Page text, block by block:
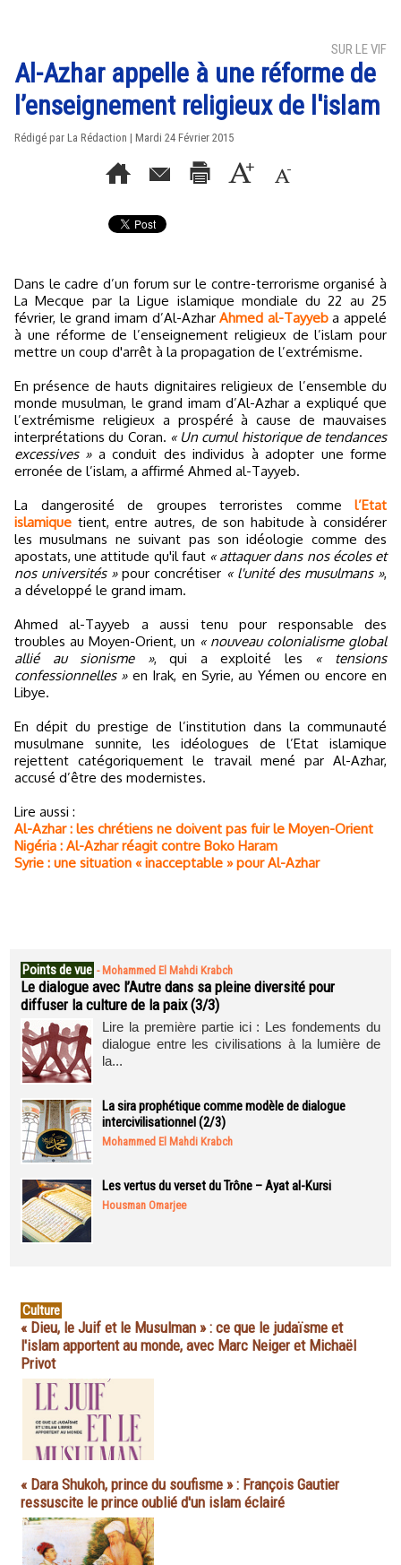
SUR LE VIF
Al-Azhar appelle à une réforme de
l’enseignement religieux de l'islam
Rédigé par La Rédaction | Mardi 24 Février 2015
Dans le cadre d’un forum sur le contre-terrorisme organisé à
La Mecque par la Ligue islamique mondiale du 22 au 25
février, le grand imam d’Al-AzharAhmed al-Tayyeba appelé
à une réforme de l’enseignement religieux de l’islam pour
mettre un coup d'arrêt à la propagation de l’extrémisme.
En présence de hauts dignitaires religieux de l’ensemble du
monde musulman, le grand imam d’Al-Azhar a expliqué que
l’extrémisme religieux a prospéré à cause de mauvaises
interprétations du Coran. « Un cumul historique de tendances
excessives »a conduit des individus à adopter une forme
erronée de l’islam, a affirmé Ahmed al-Tayyeb.
La dangerosité de groupes terroristes comme l’Etat
islamique tient, entre autres, de son habitude à considérer
les musulmans ne suivant pas son idéologie comme des
apostats, une attitude qu'il faut « attaquer dans nos écoles et
nos universités »pour concrétiser « l'unité des musulmans »,
a développé le grand imam.
Ahmed al-Tayyeb a aussi tenu pour responsable des
troubles au Moyen-Orient, un « nouveau colonialisme global
allié au sionisme », qui a exploité les « tensions
confessionnelles »en Irak, en Syrie, au Yémen ou encore en
Libye.
En dépit du prestige de l’institution dans la communauté
musulmane sunnite, les idéologues de l’Etat islamique
rejettent catégoriquement le travail mené par Al-Azhar,
accusé d’être des modernistes.
Lire aussi :
Al-Azhar : les chrétiens ne doivent pas fuir le Moyen-Orient
Nigéria : Al-Azhar réagit contre Boko Haram
Syrie : une situation « inacceptable » pour Al-Azhar
Points de vue - Mohammed El Mahdi Krabch
Le dialogue avec l’Autre dans sa pleine diversité pour
diffuser la culture de la paix (3/3)
Lire la première partie ici : Les fondements du
dialogue entre les civilisations à la lumière de
la...
La sira prophétique comme modèle de dialogue
intercivilisationnel (2/3)
Mohammed El Mahdi Krabch
Les vertus du verset du Trône – Ayat al-Kursi
Housman Omarjee
Culture
« Dieu, le Juif et le Musulman » : ce que le judaïsme et
l'islam apportent au monde, avec Marc Neiger et Michaël
Privot
« Dara Shukoh, prince du soufisme » : François Gautier
ressuscite le prince oublié d'un islam éclairé